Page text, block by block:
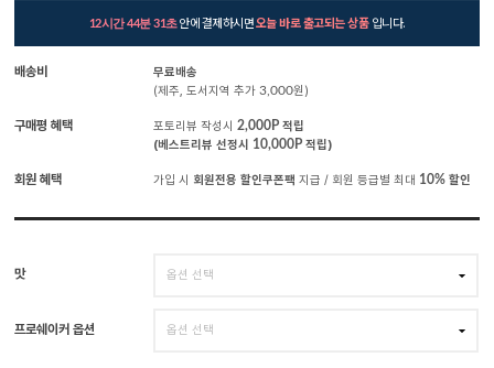
12시간 44분 30초안에 결제하시면오늘 바로 출고되는 상품입니다.
배송비
무료배송
(제주, 도서지역 추가 3,000원)
구매평 혜택 포토리뷰 작성시 2,000P적립
(베스트리뷰 선정시 10,000P적립)
회원 혜택 가입 시 회원전용 할인쿠폰팩 지급 / 회원 등급별 최대 10%할인
맛
프로쉐이커 옵션